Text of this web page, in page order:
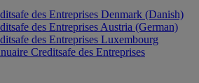
Denmark (Danish)
Austria (German)
Luxembourg